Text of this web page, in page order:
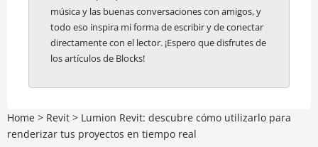
música y las buenas conversaciones con amigos, y
todo eso inspira mi forma de escribir y de conectar
directamente con el lector. ¡Espero que disfrutes de
los artículos de Blocks!
Home > Revit > Lumion Revit: descubre cómo utilizarlo para
renderizar tus proyectos en tiempo real